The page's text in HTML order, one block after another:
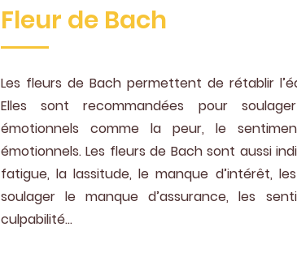
Fleur de Bach
Les fleurs de Bach permettent de rétablir
Elles sont recommandées pour
émotionnels comme la peur, le
émotionnels. Les fleurs de Bach sont aussi
fatigue, la lassitude, le manque d’intérêt,
soulager le manque d’assurance, les
culpabilité…